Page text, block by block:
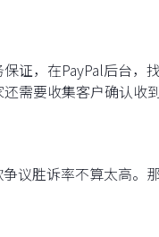
证，在PayPal后台，
需要收集客户确认收
议胜诉率不算太高。